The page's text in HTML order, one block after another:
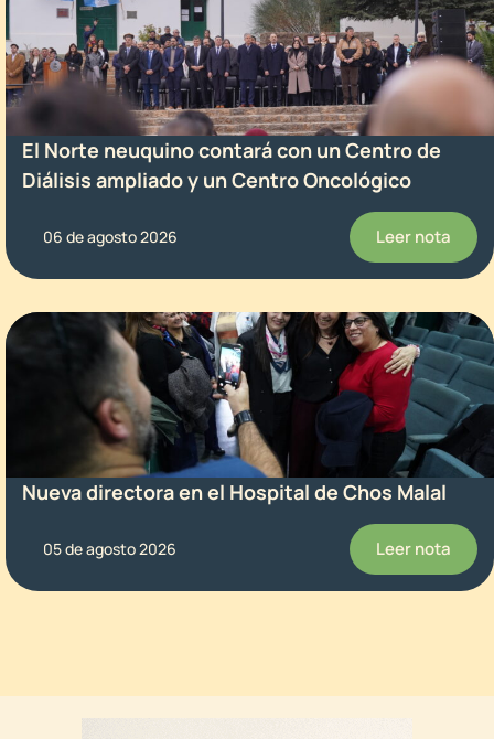
El Norte neuquino contará con un Centro de
Diálisis ampliado y un Centro Oncológico
06 de agosto 2026 Leer nota
Nueva directora en el Hospital de Chos Malal
05 de agosto 2026 Leer nota